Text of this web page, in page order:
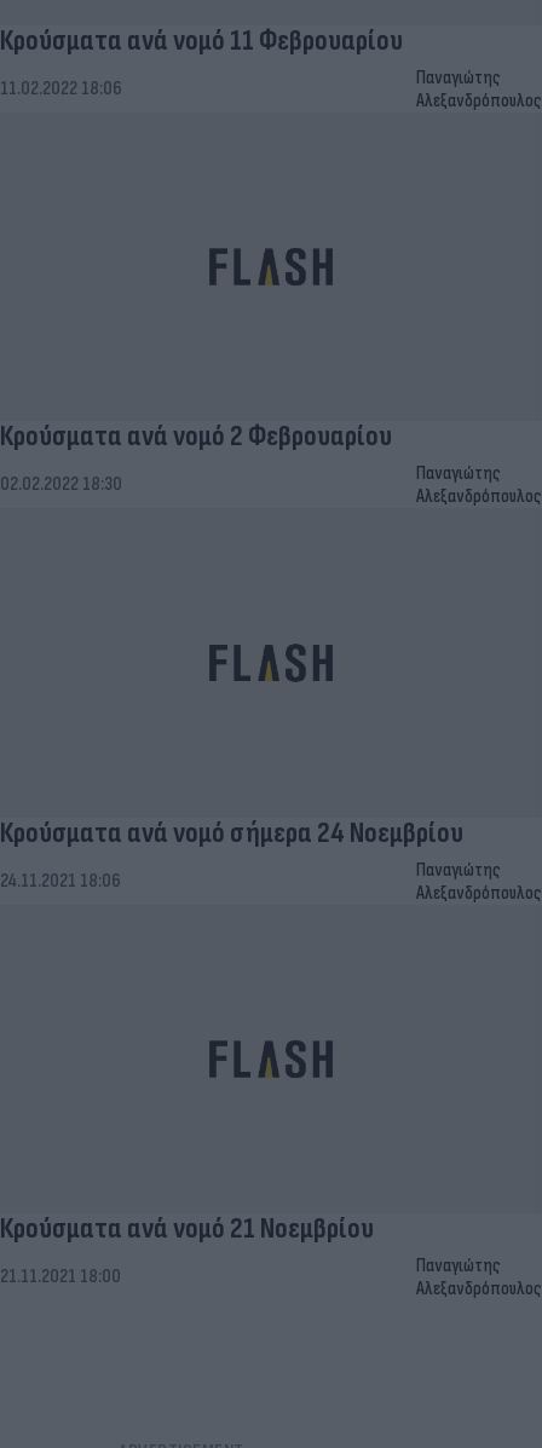
Κρούσματα ανά νομό 11 Φεβρουαρίου
11.02.2022 18:06
Παναγιώτης
Αλεξανδρόπουλος
Κρούσματα ανά νομό 2 Φεβρουαρίου
02.02.2022 18:30
Παναγιώτης
Αλεξανδρόπουλος
Κρούσματα ανά νομό σήμερα 24 Νοεμβρίου
24.11.2021 18:06
Παναγιώτης
Αλεξανδρόπουλος
Κρούσματα ανά νομό 21 Νοεμβρίου
21.11.2021 18:00
Παναγιώτης
Αλεξανδρόπουλος